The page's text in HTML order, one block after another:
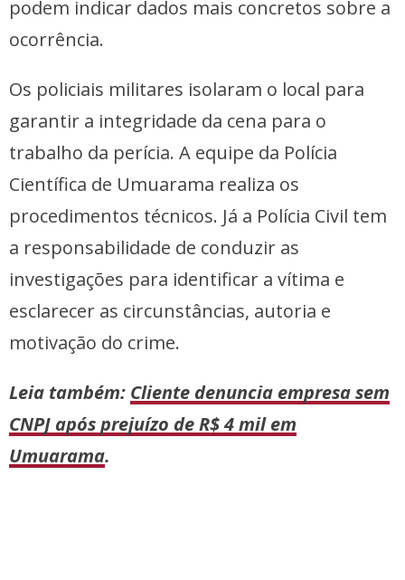
podem indicar dados mais concretos sobre a
ocorrência.
Os policiais militares isolaram o local para
garantir a integridade da cena para o
trabalho da perícia. A equipe da Polícia
Científica de Umuarama realiza os
procedimentos técnicos. Já a Polícia Civil tem
a responsabilidade de conduzir as
investigações para identificar a vítima e
esclarecer as circunstâncias, autoria e
motivação do crime.
Leia também: Cliente denuncia empresa sem
CNPJ após prejuízo de R$ 4 mil em
Umuarama.